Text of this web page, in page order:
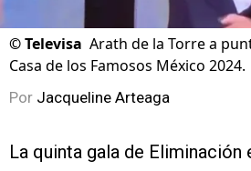
©Televisa Arath de la Torre a
Casa de los Famosos México 2024.
Por Jacqueline Arteaga
La quinta gala de Eliminación